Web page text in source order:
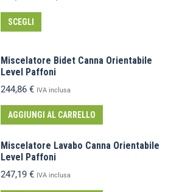
SCEGLI
Miscelatore Bidet Canna Orientabile
Level Paffoni
244,86 € IVA inclusa
AGGIUNGI AL CARRELLO
Miscelatore Lavabo Canna Orientabile
Level Paffoni
247,19 € IVA inclusa